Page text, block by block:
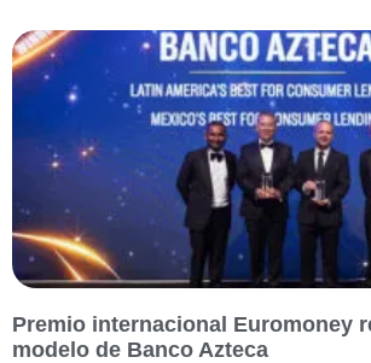
Premio internacional Euromoney
modelo de Banco Azteca